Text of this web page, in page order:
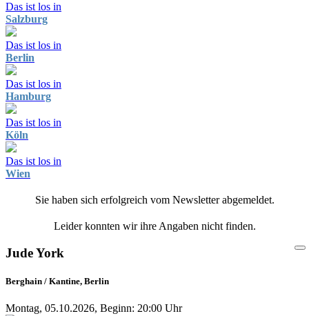
Das ist los in
Salzburg
Das ist los in
Berlin
Das ist los in
Hamburg
Das ist los in
Köln
Das ist los in
Wien
Sie haben sich erfolgreich vom Newsletter abgemeldet.
Leider konnten wir ihre Angaben nicht finden.
Jude York
Berghain / Kantine, Berlin
Montag, 05.10.2026, Beginn: 20:00 Uhr